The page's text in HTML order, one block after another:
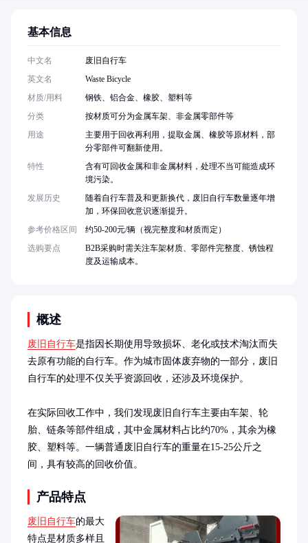
概述
废旧自行车是指因长期使用导致损坏、老化或技术淘汰而失
去原有功能的自行车。作为城市固体废弃物的一部分，废旧
自行车的处理不仅关乎资源回收，还涉及环境保护。
在实际回收工作中，我们发现废旧自行车主要由车架、轮
胎、链条等部件组成，其中金属材料占比约70%，其余为橡
胶、塑料等。一辆普通废旧自行车的重量在15-25公斤之
间，具有较高的回收价值。
产品特点
废旧自行车的最大
特点是材质多样且
基本信息
中文名
废旧自行车
英文名
Waste Bicycle
材质/用料
钢铁、铝合金、橡胶、塑料等
分类
按材质可分为金属车架、非金属零部件等
用途
主要用于回收再利用，提取金属、橡胶等原材料，部
分零部件可翻新使用。
特性
含有可回收金属和非金属材料，处理不当可能造成环
境污染。
发展历史
随着自行车普及和更新换代，废旧自行车数量逐年增
加，环保回收意识逐渐提升。
参考价格区间
约50-200元/辆（视完整度和材质而定）
选购要点
B2B采购时需关注车架材质、零部件完整度、锈蚀程
度及运输成本。